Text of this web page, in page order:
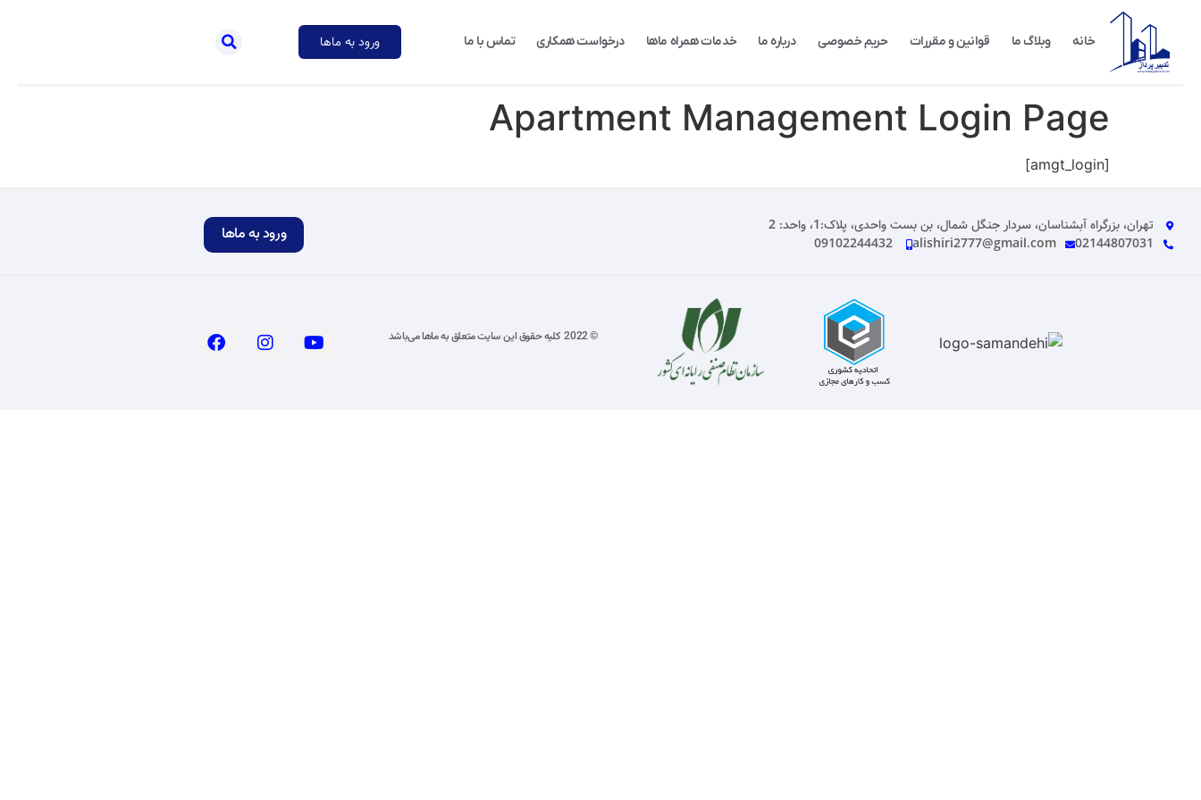
خانه وبلاگ ما قوانین و مقررات حریم خصوصی درباره ما خدمات همراه ماها درخواست همکاری تماس با ما ورود به ماها
Apartment Management Login Page
[amgt_login]
تهران، بزرگراه آبشناسان، سردار جنگل شمال، بن بست واحدی، پلاک:1، واحد: 2
02144807031
alishiri2777@gmail.com
09102244432 ورود به ماها
© 2022 کلیه حقوق این سایت متعلق به ماها می‌باشد